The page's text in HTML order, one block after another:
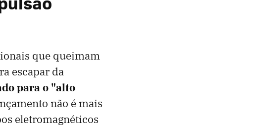
que queimam
escapar da
para o "alto
não é mais
eletromagnéticos